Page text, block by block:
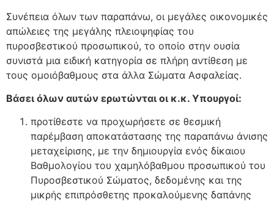
Συνέπεια όλων των παραπάνω, οι μεγάλες οικονομικές
απώλειες της μεγάλης πλειοψηφίας του
πυροσβεστικού προσωπικού, το οποίο στην ουσία
συνιστά μια ειδική κατηγορία σε πλήρη αντίθεση με
τους ομοιόβαθμους στα άλλα Σώματα Ασφαλείας.
Βάσει όλων αυτών ερωτώνται οι κ.κ. Υπουργοί:
προτίθεστε να προχωρήσετε σε θεσμική
παρέμβαση αποκατάστασης της παραπάνω άνισης
μεταχείρισης, με την δημιουργία ενός δίκαιου
Βαθμολογίου του χαμηλόβαθμου προσωπικού του
Πυροσβεστικού Σώματος, δεδομένης και της
μικρής επιπρόσθετης προκαλούμενης δαπάνης